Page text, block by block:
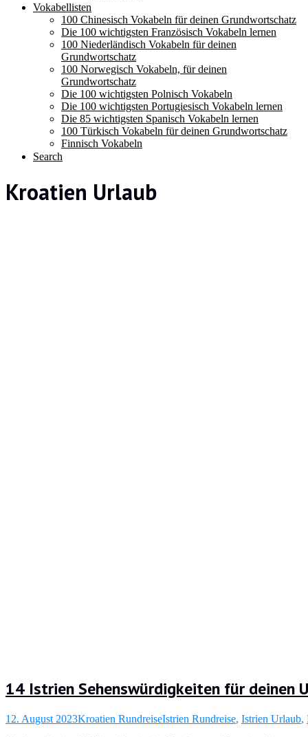
Vokabellisten
100 Chinesisch Vokabeln für deinen Grundwortschatz
Die 100 wichtigsten Französisch Vokabeln lernen
100 Niederländisch Vokabeln für deinen
Grundwortschatz
100 Norwegisch Vokabeln, für deinen
Grundwortschatz
Die 100 wichtigsten Polnisch Vokabeln
Die 100 wichtigsten Portugiesisch Vokabeln lernen
Die 85 wichtigsten Spanisch Vokabeln lernen
100 Türkisch Vokabeln für deinen Grundwortschatz
Finnisch Vokabeln
Search
Kroatien Urlaub
14 Istrien Sehenswürdigkeiten für deinen
12. August 2023Kroatien RundreiseIstrien Rundreise, Istrien Urlaub,